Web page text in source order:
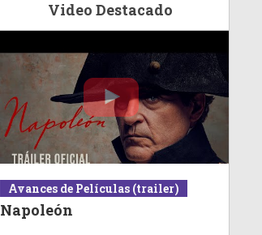
Video Destacado
Avances de Películas (trailer)
Napoleón